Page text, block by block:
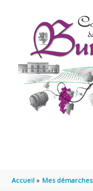
Accueil Mes démarches